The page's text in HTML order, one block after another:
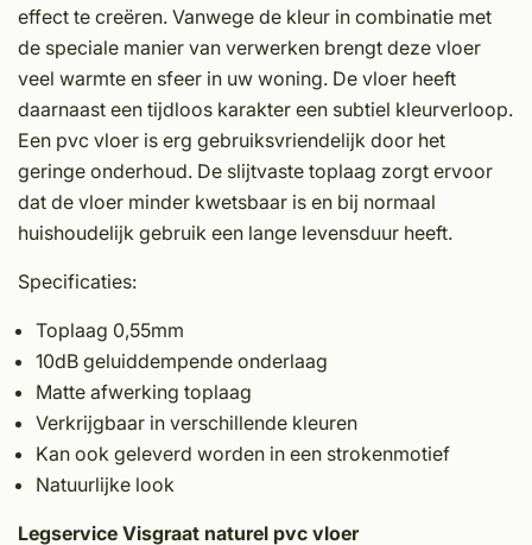
effect te creëren. Vanwege de kleur in combinatie met
de speciale manier van verwerken brengt deze vloer
veel warmte en sfeer in uw woning. De vloer heeft
daarnaast een tijdloos karakter een subtiel kleurverloop.
Een pvc vloer is erg gebruiksvriendelijk door het
geringe onderhoud. De slijtvaste toplaag zorgt ervoor
dat de vloer minder kwetsbaar is en bij normaal
huishoudelijk gebruik een lange levensduur heeft.
Specificaties:
Toplaag 0,55mm
10dB geluiddempende onderlaag
Matte afwerking toplaag
Verkrijgbaar in verschillende kleuren
Kan ook geleverd worden in een strokenmotief
Natuurlijke look
Legservice Visgraat naturel pvc vloer